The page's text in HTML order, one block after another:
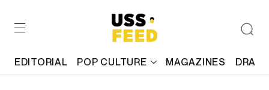
EDITORIAL POP CULTURE MAGAZINES